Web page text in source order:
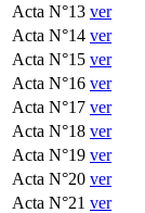
Acta N°13 ver
Acta N°14 ver
Acta N°15 ver
Acta N°16 ver
Acta N°17 ver
Acta N°18 ver
Acta N°19 ver
Acta N°20 ver
Acta N°21 ver